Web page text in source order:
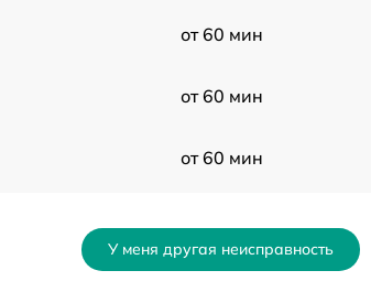
от 60 мин
от 60 мин
от 60 мин
У меня другая неисправность